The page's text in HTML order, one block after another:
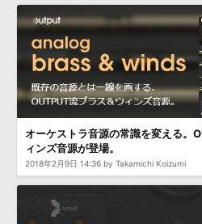
オーケストラ音源の常識を変える。
ィンズ音源が登場。
2018年2月9日 14:36 by Takamichi Koizumi